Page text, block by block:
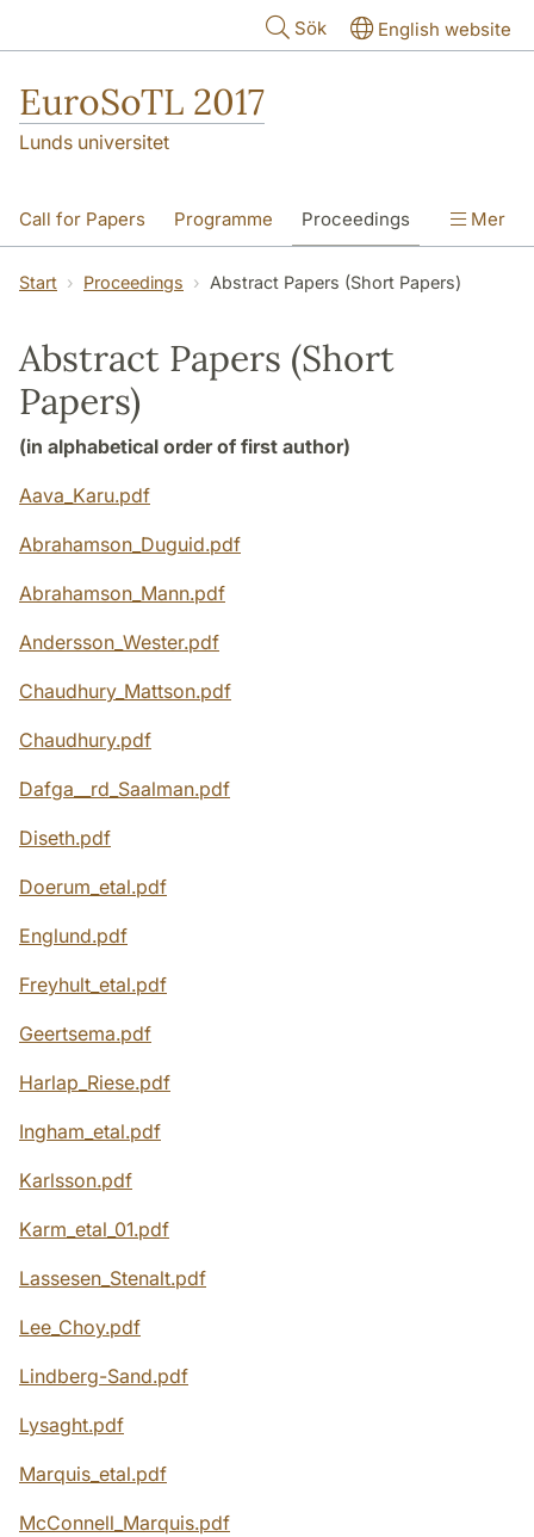
Sök English website
EuroSoTL 2017
Lunds universitet
Call for Papers Programme Proceedings
The Joanna Renc-Roe Award
Mer
Start Proceedings Abstract Papers (Short Papers)
Abstract Papers (Short
Papers)
(in alphabetical order of first author)
Aava_Karu.pdf
Abrahamson_Duguid.pdf
Abrahamson_Mann.pdf
Andersson_Wester.pdf
Chaudhury_Mattson.pdf
Chaudhury.pdf
Dafga__rd_Saalman.pdf
Diseth.pdf
Doerum_etal.pdf
Englund.pdf
Freyhult_etal.pdf
Geertsema.pdf
Harlap_Riese.pdf
Ingham_etal.pdf
Karlsson.pdf
Karm_etal_01.pdf
Lassesen_Stenalt.pdf
Lee_Choy.pdf
Lindberg-Sand.pdf
Lysaght.pdf
Marquis_etal.pdf
McConnell_Marquis.pdf